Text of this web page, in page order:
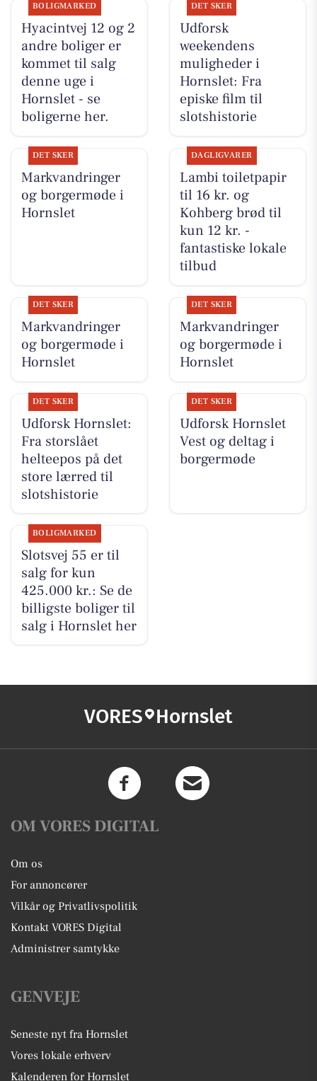
BOLIGMARKED
Hyacintvej 12 og 2
andre boliger er
kommet til salg
denne uge i
Hornslet - se
boligerne her.
DET SKER
Udforsk
weekendens
muligheder i
Hornslet: Fra
episke film til
slotshistorie
DET SKER
Markvandringer
og borgermøde i
Hornslet
DAGLIGVARER
Lambi toiletpapir
til 16 kr. og
Kohberg brød til
kun 12 kr. -
fantastiske lokale
tilbud
DET SKER
Markvandringer
og borgermøde i
Hornslet
DET SKER
Markvandringer
og borgermøde i
Hornslet
DET SKER
Udforsk Hornslet:
Fra storslået
helteepos på det
store lærred til
slotshistorie
DET SKER
Udforsk Hornslet
Vest og deltag i
borgermøde
BOLIGMARKED
Slotsvej 55 er til
salg for kun
425.000 kr.: Se de
billigste boliger til
salg i Hornslet her
VORES Hornslet
OM VORES DIGITAL
Om os
For annoncører
Vilkår og Privatlivspolitik
Kontakt VORES Digital
Administrer samtykke
GENVEJE
Seneste nyt fra Hornslet
Vores lokale erhverv
Kalenderen for Hornslet